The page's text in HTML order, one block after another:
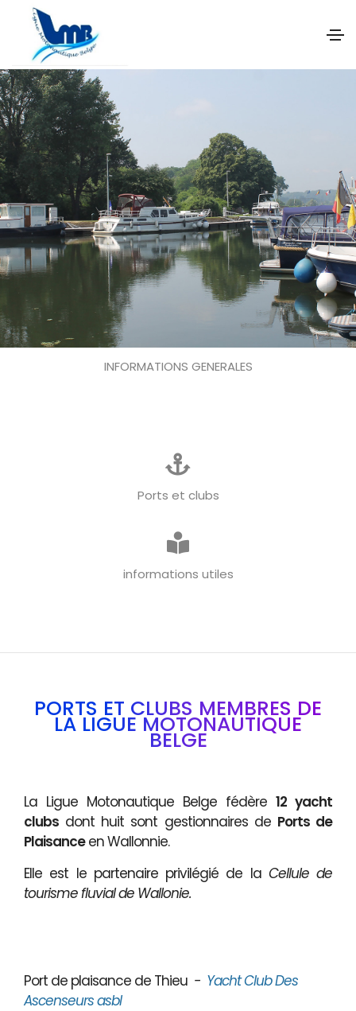
INFORMATIONS GENERALES
Ports et clubs
informations utiles
PORTS ET CLUBS MEMBRES DE
LA LIGUE MOTONAUTIQUE
BELGE
La Ligue Motonautique Belge fédère 12 yacht
clubs dont huit sont gestionnaires de Ports de
Plaisanceen Wallonnie.
Elle est le partenaire privilégié de la Cellule de
tourisme fluvial de Wallonie.
Port de plaisance de Thieu - Yacht Club Des
Ascenseurs asbl